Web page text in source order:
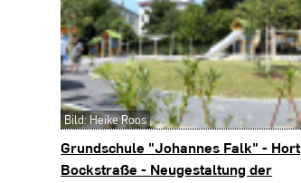
Grundschule "Johannes Falk" - Hort
Bockstraße - Neugestaltung der
Bild: Heike Roos